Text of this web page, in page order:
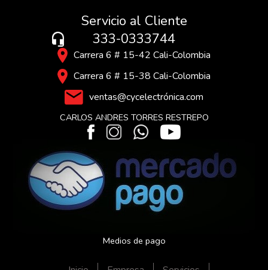
Servicio al Cliente
333-0333744
Carrera 6 # 15-42 Cali-Colombia
Carrera 6 # 15-38 Cali-Colombia
ventas@cycelectrónica.com
CARLOS ANDRES TORRES RESTREPO
Medios de pago